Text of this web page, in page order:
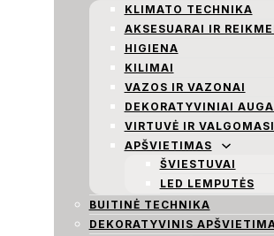
KLIMATO TECHNIKA
AKSESUARAI IR
HIGIENA
KILIMAI
VAZOS IR VAZONAI
DEKORATYVINIAI
VIRTUVĖ IR
APŠVIETIMAS
ŠVIESTUVAI
LED LEMPUTĖS
BUITINĖ TECHNIKA
DEKORATYVINIS